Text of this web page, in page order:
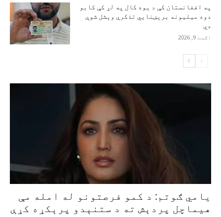
په افغانستان کې د یوه کال په لړ کې کابو
دوه میلیونه برېښنايي تذکرې وېشل شوې
دي
اګست 9, 2026
یامي ګوتم: د کمو فرصتونو له امله مې
هیماچل پردېش ته د ستنېدو پرېکړه کړې